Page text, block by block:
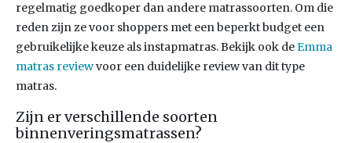
regelmatig goedkoper dan andere matrassoorten. Om die
reden zijn ze voor shoppers met een beperkt budget een
gebruikelijke keuze als instapmatras. Bekijk ook deEmma
matras reviewvoor een duidelijke review van dit type
matras.
Zijn er verschillende soorten
binnenveringsmatrassen?